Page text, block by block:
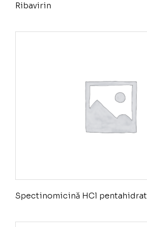
Ribavirin
Spectinomicină HCl pentahidrat